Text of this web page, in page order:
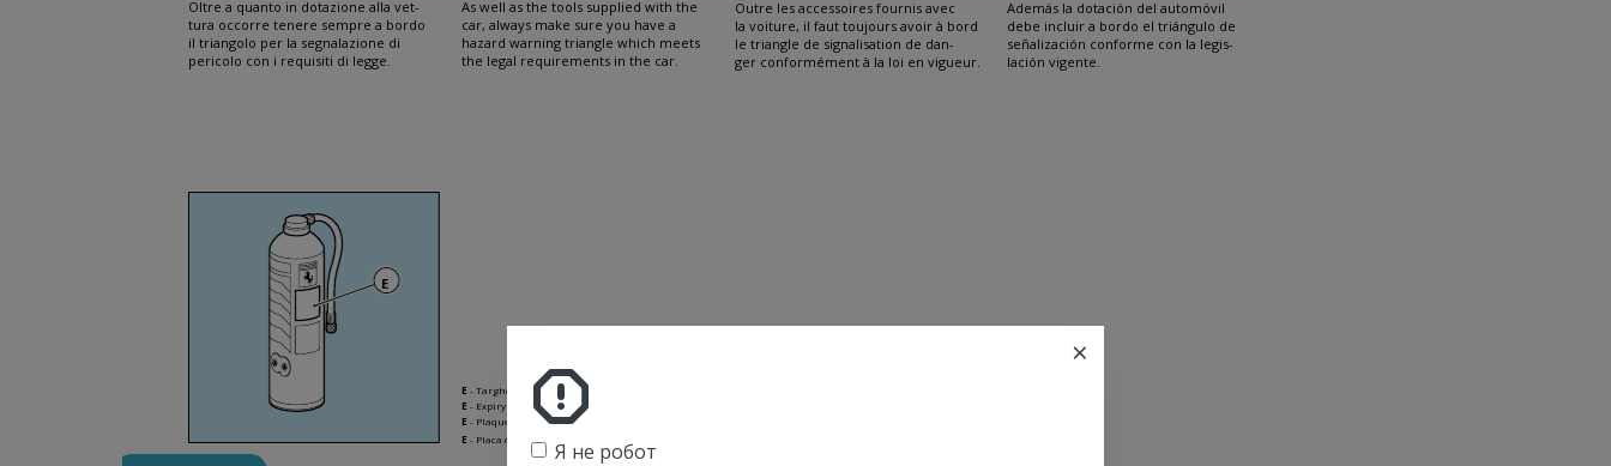
Oltre a quanto in dotazione alla vet-
tura occorre tenere sempre a bordo
il triangolo per la segnalazione di
pericolo con i requisiti di legge.
As well as the tools supplied with the
car, always make sure you have a
hazard warning triangle which meets
the legal requirements in the car.
Outre les accessoires fournis avec
la voiture, il faut toujours avoir à bord
le triangle de signalisation de dan-
ger conformément à la loi en vigueur.
Además la dotación del automóvil
debe incluir a bordo el triángulo de
señalización conforme con la legis-
lación vigente.
E
E - Targhetta scadenza
E - Expiry plate
E - Plaquette date d’échéance
E - Placa de vencimiento
×
Я не робот